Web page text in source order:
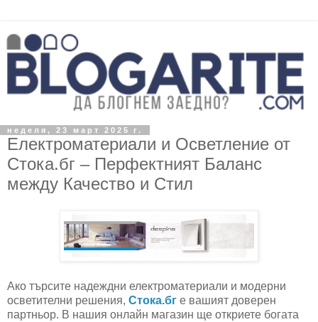
неделя, 23 март 2025 г.
Електроматериали и Осветление от
Стока.бг – Перфектният Баланс
между Качество и Стил
Ако търсите надеждни електроматериали и модерни
осветителни решения, Стока.бг е вашият доверен
партньор. В нашия онлайн магазин ще откриете богата